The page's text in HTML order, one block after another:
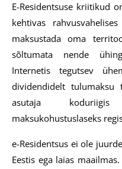
E-Residentsuse kriitikud
kehtivas
maksustada oma
sõltumata nende
Internetis tegutsev
dividendidelt tulumaksu
asutaja koduriigis
maksukohustuslaseks
e-Residentsus ei ole
Eestis ega laias